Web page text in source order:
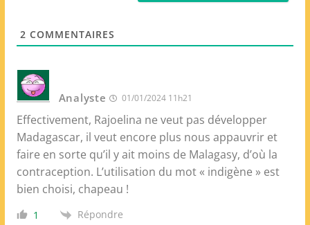
2 COMMENTAIRES
Analyste 01/01/2024 11h21
Effectivement, Rajoelina ne veut pas développer
Madagascar, il veut encore plus nous appauvrir et
faire en sorte qu’il y ait moins de Malagasy, d’où la
contraception. L’utilisation du mot « indigène » est
bien choisi, chapeau !
1 Répondre